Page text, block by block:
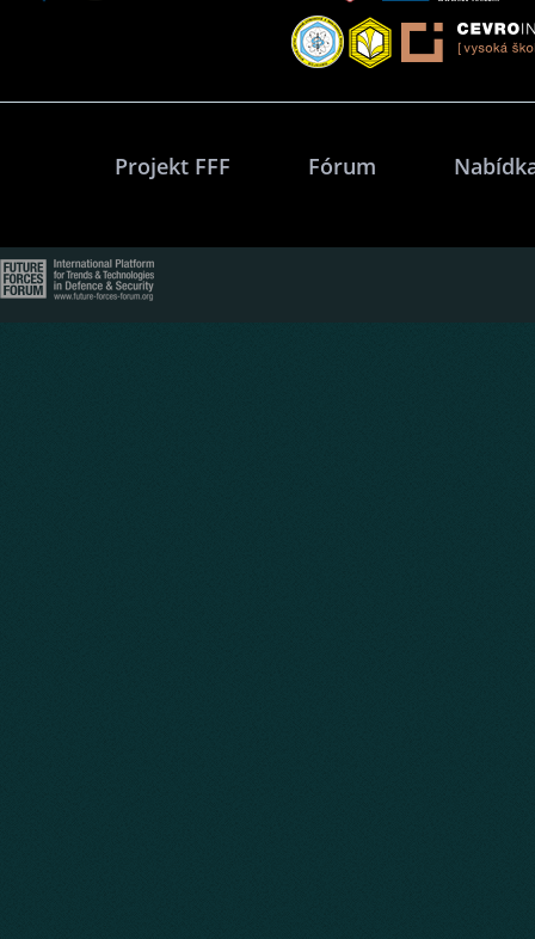
Projekt FFF Fórum